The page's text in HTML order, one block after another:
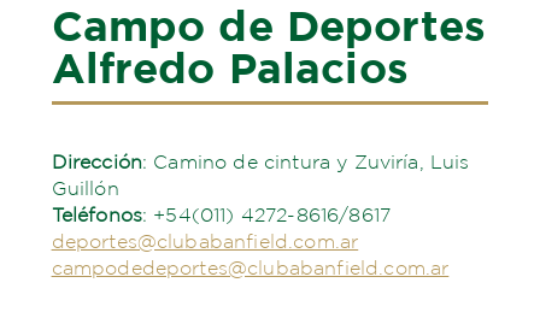
Campo de Deportes
Alfredo Palacios
Dirección: Camino de cintura y Zuviría, Luis
Guillón
Teléfonos: +54(011) 4272-8616/8617
deportes@clubabanfield.com.ar
campodedeportes@clubabanfield.com.ar